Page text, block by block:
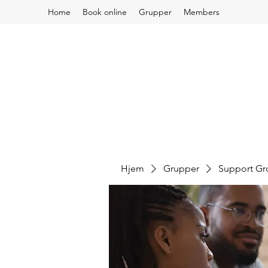
Home Book online Grupper Members
Hjem Grupper Support